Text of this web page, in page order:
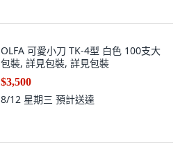
OLFA 可愛小刀 TK-4型 白色 100支大
包裝, 詳見包裝, 詳見包裝
$3,500
8/12 星期三 預計送達